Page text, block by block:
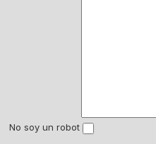
No soy un robot